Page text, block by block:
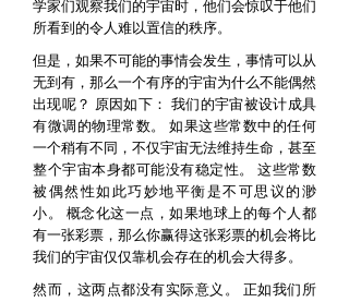
学家们观察我们的宇宙时，他们会惊叹于他们
所看到的令人难以置信的秩序。
但是，如果不可能的事情会发生，事情可以从
无到有，那么一个有序的宇宙为什么不能偶然
出现呢？ 原因如下： 我们的宇宙被设计成具
有微调的物理常数。
如果这些常数中的任何
一个稍有不同，不仅宇宙无法维持生命，甚至
整个宇宙本身都可能没有稳定性。
这些常数
被偶然性如此巧妙地平衡是不可思议的渺
小。
概念化这一点，如果地球上的每个人都
有一张彩票，那么你赢得这张彩票的机会将比
我们的宇宙仅仅靠机会存在的机会大得多。
然而，这两点都没有实际意义。
正如我们所